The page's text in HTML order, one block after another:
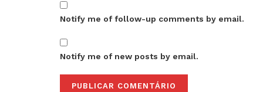
Notify me of follow-up comments by email.
Notify me of new posts by email.